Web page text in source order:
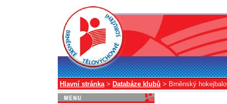
Hlavní stránka> Databáze klubů > Brněnský